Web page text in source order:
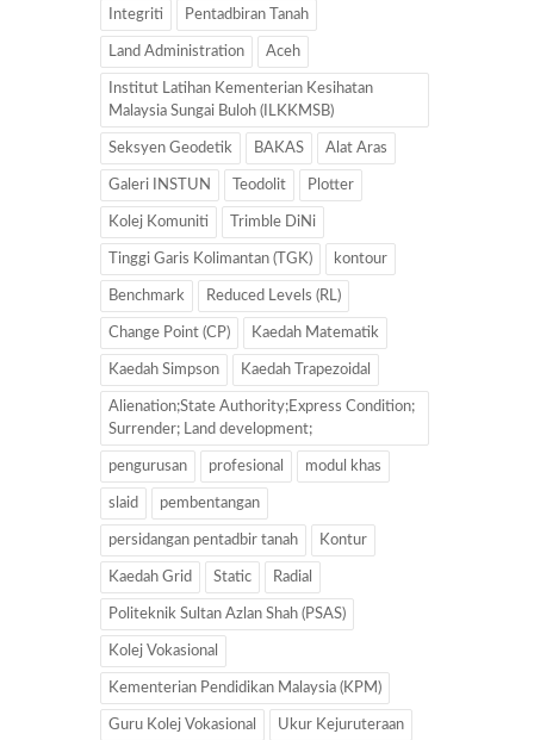
Integriti Pentadbiran Tanah
Land Administration Aceh
Institut Latihan Kementerian Kesihatan
Malaysia Sungai Buloh (ILKKMSB)
Seksyen Geodetik BAKAS Alat Aras
Galeri INSTUN Teodolit Plotter
Kolej Komuniti Trimble DiNi
Tinggi Garis Kolimantan (TGK) kontour
Benchmark Reduced Levels (RL)
Change Point (CP) Kaedah Matematik
Kaedah Simpson Kaedah Trapezoidal
Alienation;State Authority;Express Condition;
Surrender; Land development;
pengurusan profesional modul khas
slaid pembentangan
persidangan pentadbir tanah Kontur
Kaedah Grid Static Radial
Politeknik Sultan Azlan Shah (PSAS)
Kolej Vokasional
Kementerian Pendidikan Malaysia (KPM)
Guru Kolej Vokasional Ukur Kejuruteraan